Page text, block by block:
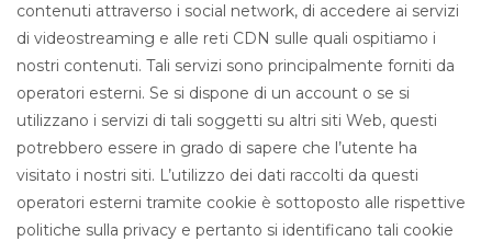
contenuti attraverso i social network, di accedere ai servizi
di videostreaming e alle reti CDN sulle quali ospitiamo i
nostri contenuti. Tali servizi sono principalmente forniti da
operatori esterni. Se si dispone di un account o se si
utilizzano i servizi di tali soggetti su altri siti Web, questi
potrebbero essere in grado di sapere che l’utente ha
visitato i nostri siti. L’utilizzo dei dati raccolti da questi
operatori esterni tramite cookie è sottoposto alle rispettive
politiche sulla privacy e pertanto si identificano tali cookie